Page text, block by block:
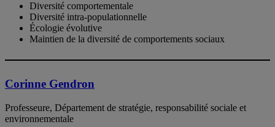
Diversité comportementale
Diversité intra-populationnelle
Écologie évolutive
Maintien de la diversité de comportements sociaux
Corinne Gendron
Professeure, Département de stratégie, responsabilité sociale et
environnementale